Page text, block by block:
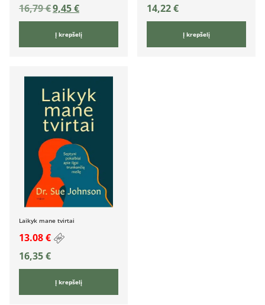
16,79€9,45€
Į krepšelį
14,22€
Į krepšelį
Laikyk mane tvirtai
13.08 €
16,35€
Į krepšelį